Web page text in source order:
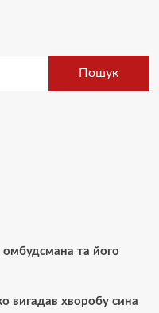
Пошук
омбудсмана та його
вигадав хворобу сина